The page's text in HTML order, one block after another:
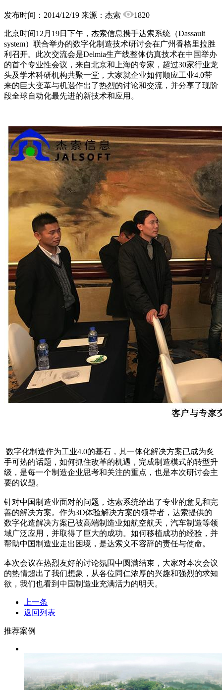
发布时间：2014/12/19 来源：杰索 1820
北京时间12月19日下午，杰索信息携手达索系统（Dassault
system）联合举办的数字化制造技术研讨会在广州香格里拉胜
利召开。此次交流会是Delmia生产线整体仿真技术在中国举办
的首个专业性会议，来自北京和上海的专家，超过30家行业龙
头及学术科研机构共聚一堂，大家就企业如何顺应工业4.0带
来的巨大变革与机遇作出了热烈的讨论和交流，并分享了现阶
段全球自动化最先进的新技术和应用。
数字化制造作为工业4.0的基石，其一体化解决方案已成为炙
手可热的话题，如何抓住改革的机遇，完成制造模式的转型升
级，是每一个制造企业思考和关注的重点，也是本次研讨会主
要的议题。
针对中国制造业面对的问题，达索系统给出了专业的意见和完
善的解决方案。作为3D体验解决方案的领导者，达索提供的
数字化造解决方案已被高端制造业如航空航天，汽车制造等领
域广泛应用，并取得了巨大的成功。如何移植成功的经验，并
帮助中国制造业走出困境，是达索义不容辞的责任与使命。
本次会议在热烈友好的讨论氛围中圆满结束，大家对本次会议
的热情超出了我们想象，从各位同仁浓厚的兴趣和强烈的求知
欲，我们也看到中国制造业充满活力的明天。
上一条
返回列表
推荐案例